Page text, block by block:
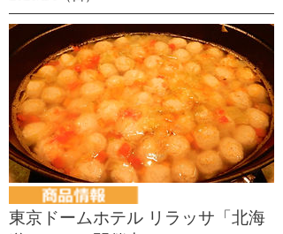
東京ドームホテル リラッサ「北海